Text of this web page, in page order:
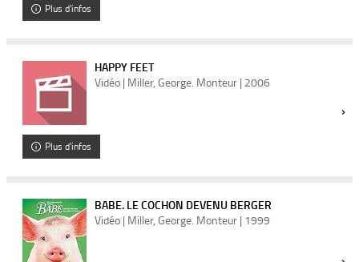
Plus d'infos
HAPPY FEET
Vidéo | Miller, George. Monteur | 2006
Plus d'infos
BABE. LE COCHON DEVENU BERGER
Vidéo | Miller, George. Monteur | 1999